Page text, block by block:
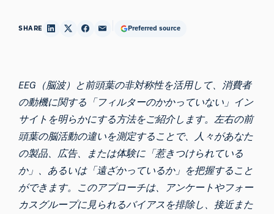
SHARE Preferred source
EEG（脳波）と前頭葉の非対称性を活用して、消費者
の動機に関する「フィルターのかかっていない」イン
サイトを明らかにする方法をご紹介します。左右の前
頭葉の脳活動の違いを測定することで、人々があなた
の製品、広告、または体験に「惹きつけられている
か」、あるいは「遠ざかっているか」を把握すること
ができます。このアプローチは、アンケートやフォー
カスグループに見られるバイアスを排除し、接近また